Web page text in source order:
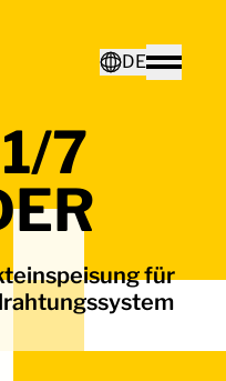
DE
Toggle
7
für